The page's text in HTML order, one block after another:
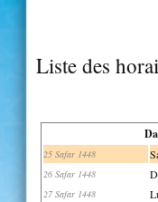
Liste des
25 Safar 1448
26 Safar 1448
27 Safar 1448